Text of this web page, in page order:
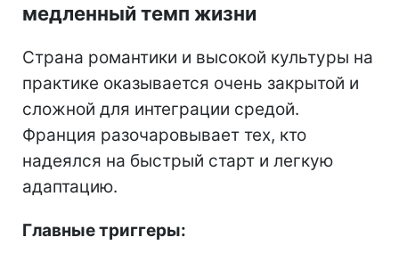
медленный темп жизни
Страна романтики и высокой культуры на
практике оказывается очень закрытой и
сложной для интеграции средой.
Франция разочаровывает тех, кто
надеялся на быстрый старт и легкую
адаптацию.
Главные триггеры: